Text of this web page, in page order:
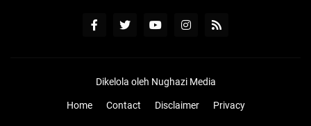
Dikelola oleh Nughazi Media
Home Contact Disclaimer Privacy